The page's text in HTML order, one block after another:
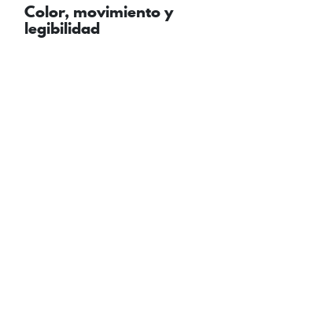
Color, movimiento y
legibilidad